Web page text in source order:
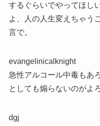
するぐらいでやってほし
よ、人の人生変えちゃう
言で。
evangelinicalknight
急性アルコール中毒もあ
としても煽らないのがよ
dgj